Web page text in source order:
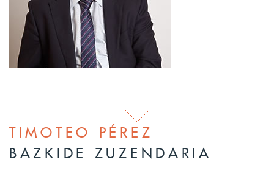
TIMOTEO PÉREZ
BAZKIDE ZUZENDARIA